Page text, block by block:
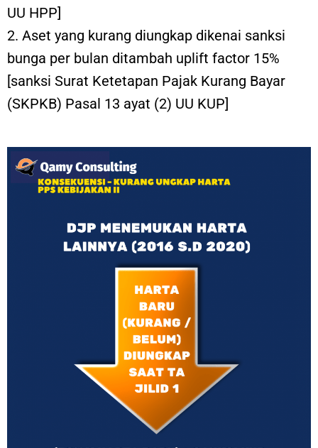
UU HPP]
2. Aset yang kurang diungkap dikenai sanksi
bunga per bulan ditambah uplift factor 15%
[sanksi Surat Ketetapan Pajak Kurang Bayar
(SKPKB) Pasal 13 ayat (2) UU KUP]